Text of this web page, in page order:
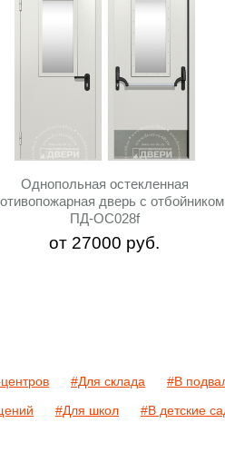
Однопольная остекленная
дверь с отбойником
ПД-ОС028f
от 27000 руб.
#Для склада #В
#Для школ #В детские